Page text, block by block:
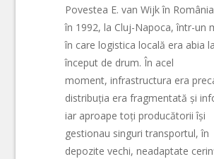
Povestea E. van Wijk în
în 1992, la Cluj-Napoca, într-un
în care logistica locală era abia la
început de drum. În acel
moment, infrastructura era
distribuția era fragmentată și
iar aproape toți producătorii își
gestionau singuri transportul, în
depozite vechi, neadaptate